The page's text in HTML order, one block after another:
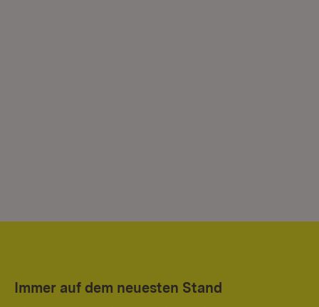
Immer auf dem neuesten Stand